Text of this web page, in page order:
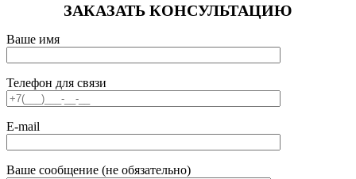
ЗАКАЗАТЬ КОНСУЛЬТАЦИЮ
Ваше имя
Телефон для связи
E-mail
Ваше сообщение (не обязательно)